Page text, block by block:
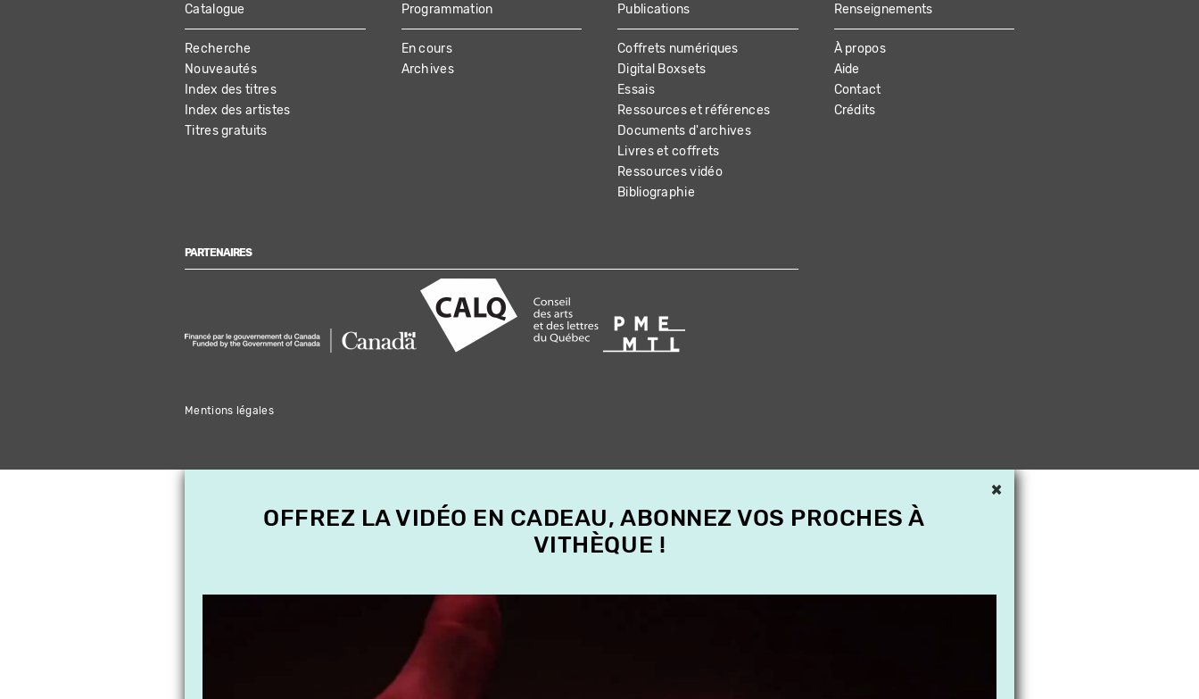
MAIN
NAVIGATION
Catalogue
Recherche
Nouveautés
Index des titres
Index des artistes
Titres gratuits
Programmation
En cours
Archives
Publications
Coffrets numériques
Digital Boxsets
Essais
Ressources et références
Documents d'archives
Livres et coffrets
Ressources vidéo
Bibliographie
Renseignements
À propos
Aide
Contact
Crédits
PARTENAIRES
Mentions légales
×
OFFREZ LA VIDÉO EN CADEAU, ABONNEZ VOS PROCHES À
VITHÈQUE !